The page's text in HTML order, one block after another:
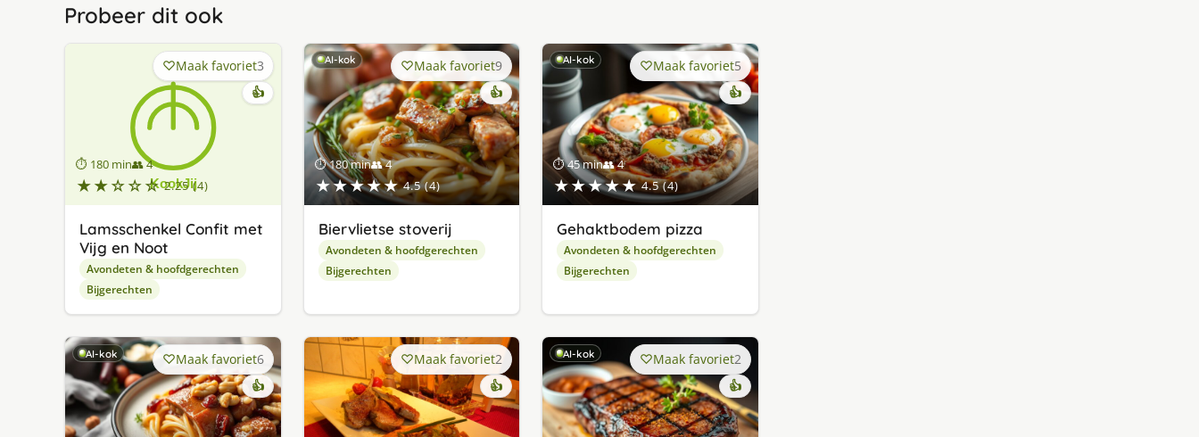
Probeer dit ook
⏱ 180 min👥 4
★★☆☆☆ 2.25 (4)
Maak favoriet3
👍
Lamsschenkel Confit met
Vijg en Noot
Avondeten & hoofdgerechten
Bijgerechten
AI-kok
⏱ 180 min👥 4
★★★★★ 4.5 (4)
Maak favoriet9
👍
Biervlietse stoverij
Avondeten & hoofdgerechten
Bijgerechten
AI-kok
⏱ 45 min👥 4
★★★★★ 4.5 (4)
Maak favoriet5
👍
Gehaktbodem pizza
Avondeten & hoofdgerechten
Bijgerechten
AI-kok Maak favoriet6
👍
Maak favoriet2
👍
AI-kok Maak favoriet2
👍